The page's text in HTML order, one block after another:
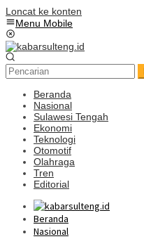
Loncat ke konten
Menu Mobile
Beranda
Nasional
Sulawesi Tengah
Ekonomi
Teknologi
Otomotif
Olahraga
Tren
Editorial
Beranda
Nasional